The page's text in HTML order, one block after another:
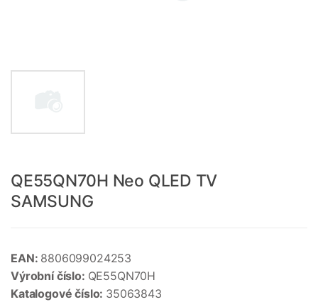
QE55QN70H Neo QLED TV
SAMSUNG
EAN: 8806099024253
Výrobní číslo: QE55QN70H
Katalogové číslo: 35063843